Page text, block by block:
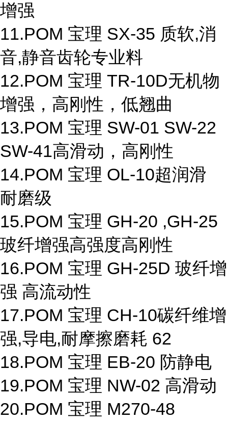
增强
11.POM 宝理 SX-35 质软,消
音,静音齿轮专业料
12.POM 宝理 TR-10D无机物
增强，高刚性，低翘曲
13.POM 宝理 SW-01 SW-22
SW-41高滑动，高刚性
14.POM 宝理 OL-10超润滑
耐磨级
15.POM 宝理 GH-20 ,GH-25
玻纤增强高强度高刚性
16.POM 宝理 GH-25D 玻纤增
强 高流动性
17.POM 宝理 CH-10碳纤维增
强,导电,耐摩擦磨耗 62
18.POM 宝理 EB-20 防静电
19.POM 宝理 NW-02 高滑动
20.POM 宝理 M270-48